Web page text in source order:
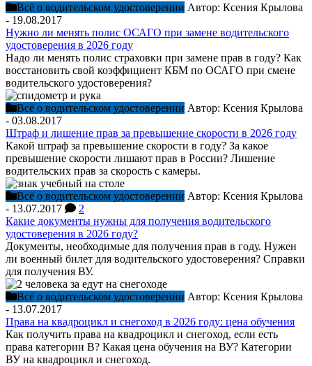
Всё о водительском удостоверении Автор: Ксения Крылова
- 19.08.2017
Нужно ли менять полис ОСАГО при замене водительского
удостоверения в 2026 году
Надо ли менять полис страховки при замене прав в году? Как
восстановить свой коэффициент КБМ по ОСАГО при смене
водительского удостоверения?
Всё о водительском удостоверении Автор: Ксения Крылова
- 03.08.2017
Штраф и лишение прав за превышение скорости в 2026 году
Какой штраф за превышение скорости в году? За какое
превышение скорости лишают прав в России? Лишение
водительских прав за скорость с камеры.
Всё о водительском удостоверении Автор: Ксения Крылова
- 13.07.2017
2
Какие документы нужны для получения водительского
удостоверения в 2026 году?
Документы, необходимые для получения прав в году. Нужен
ли военный билет для водительского удостоверения? Справки
для получения ВУ.
Всё о водительском удостоверении Автор: Ксения Крылова
- 13.07.2017
Права на квадроцикл и снегоход в 2026 году: цена обучения
Как получить права на квадроцикл и снегоход, если есть
права категории В? Какая цена обучения на ВУ? Категории
ВУ на квадроцикл и снегоход.